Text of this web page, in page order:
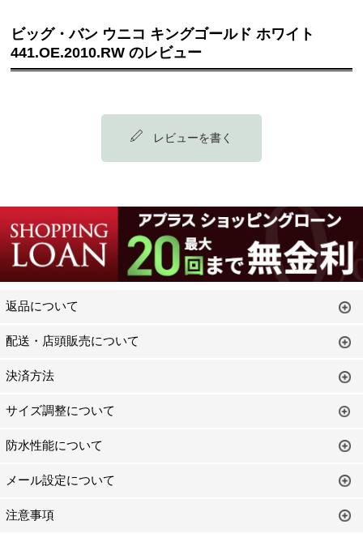
ビッグ・バン ウニコ キングゴールド ホワイト
441.OE.2010.RW のレビュー
レビューを書く
返品について
配送・店頭販売について
決済方法
サイズ調整について
防水性能について
メール設定について
注意事項